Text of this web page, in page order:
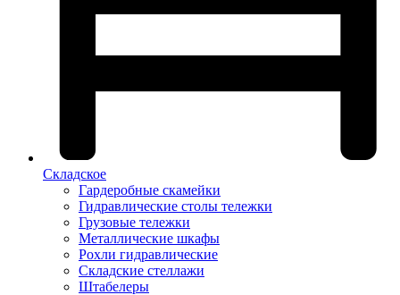
Складское
Гардеробные скамейки
Гидравлические столы тележки
Грузовые тележки
Металлические шкафы
Рохли гидравлические
Складские стеллажи
Штабелеры